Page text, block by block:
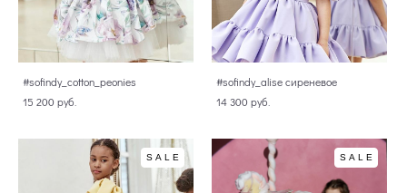
#sofindy_cotton_peonies
15 200 pуб.
#sofindy_alise сиреневое
14 300 pуб.
SALE SALE